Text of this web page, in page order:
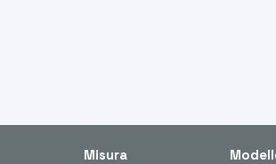
Misura